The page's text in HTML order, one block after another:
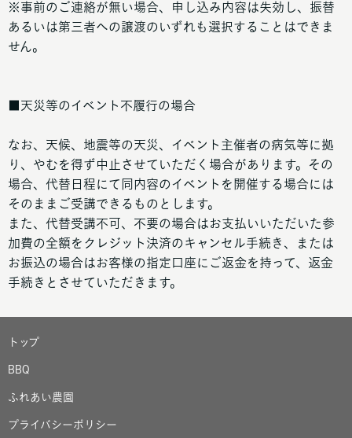
※事前のご連絡が無い場合、申し込み内容は失効し、振替
あるいは第三者への譲渡のいずれも選択することはできま
せん。
■天災等のイベント不履行の場合
なお、天候、地震等の天災、イベント主催者の病気等に拠
り、やむを得ず中止させていただく場合があります。その
場合、代替日程にて同内容のイベントを開催する場合には
そのままご受講できるものとします。
また、代替受講不可、不要の場合はお支払いいただいた参
加費の全額をクレジット決済のキャンセル手続き、または
お振込の場合はお客様の指定口座にご返金を持って、返金
手続きとさせていただきます。
トップ
BBQ
ふれあい農園
プライバシーポリシー